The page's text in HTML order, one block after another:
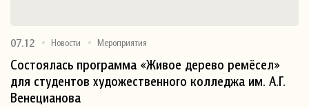
07.12 Новости Мероприятия
Состоялась программа «Живое дерево ремёсел»
для студентов художественного колледжа им. А.Г.
Венецианова